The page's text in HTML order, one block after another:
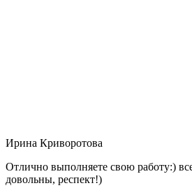
Ирина Криворотова
Отлично выполняете свою работу:)
довольны, респект!)